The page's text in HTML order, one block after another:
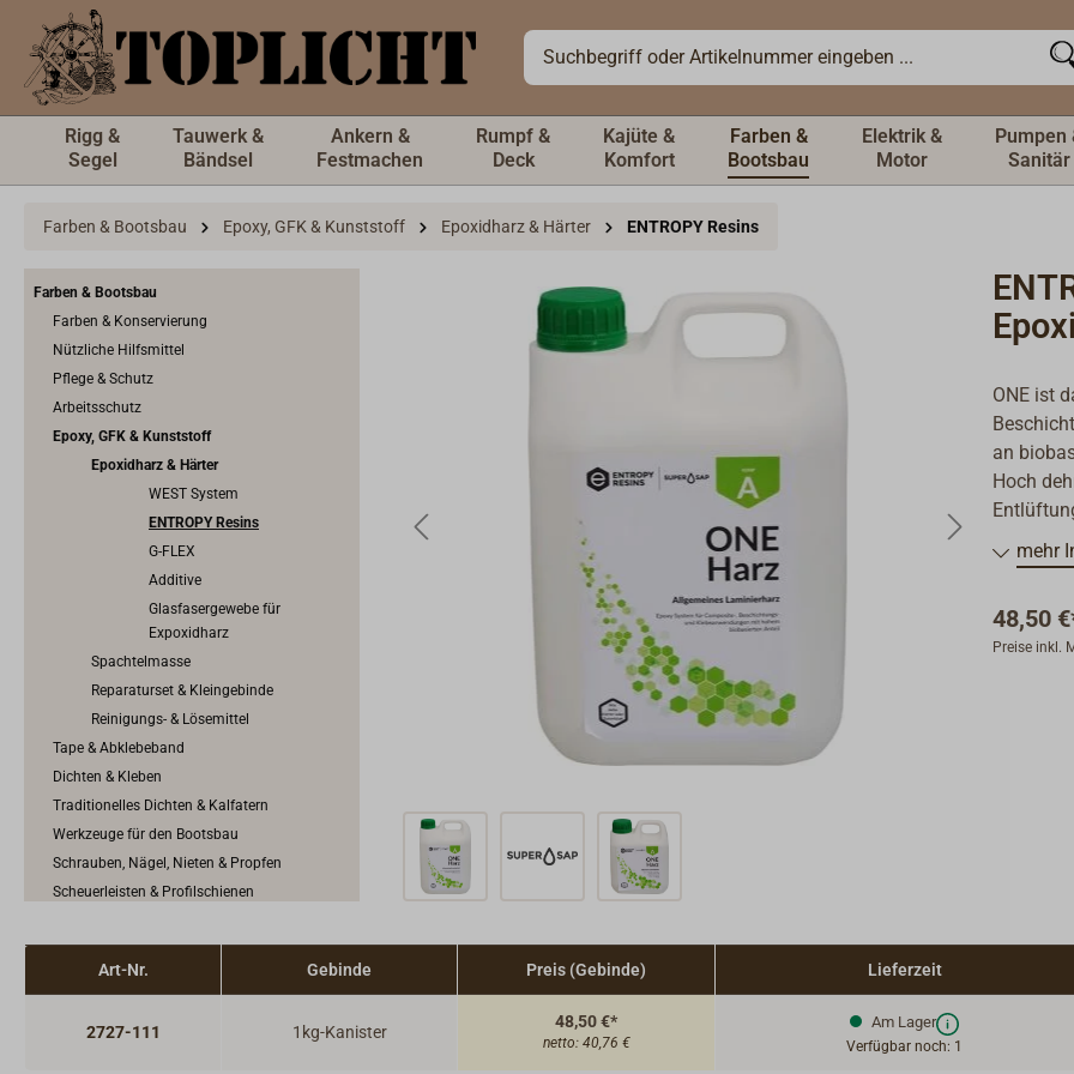
springen
Rigg &
Segel
Tauwerk &
Bändsel
Ankern &
Festmachen
Rumpf &
Deck
Kajüte &
Komfort
Farben &
Bootsbau
Elektrik &
Motor
Pumpen
Sanitär
Farben & Bootsbau Epoxy, GFK & Kunststoff Epoxidharz & Härter ENTROPY Resins
Farben & Bootsbau
Farben & Konservierung
Nützliche Hilfsmittel
Pflege & Schutz
Arbeitsschutz
Epoxy, GFK & Kunststoff
Epoxidharz & Härter
WEST System
ENTROPY Resins
G-FLEX
Additive
Glasfasergewebe für
Expoxidharz
Spachtelmasse
Reparaturset & Kleingebinde
Reinigungs- & Lösemittel
Tape & Abklebeband
Dichten & Kleben
Traditionelles Dichten & Kalfatern
Werkzeuge für den Bootsbau
Schrauben, Nägel, Nieten & Propfen
Scheuerleisten & Profilschienen
Anoden
ONE ist
an
Hoch
gezielt
mehr
48,50
Preise inkl.
Art-Nr. Gebinde Preis (Gebinde) Lieferzeit
2727-111 1kg-Kanister
48,50 €*
netto: 40,76 €
Am Lager
Verfügbar noch: 1